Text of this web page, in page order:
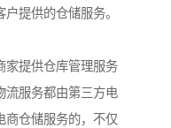
提供的仓储服务。
家提供仓库管理服务
流服务都由第三方电
商仓储服务的，不仅